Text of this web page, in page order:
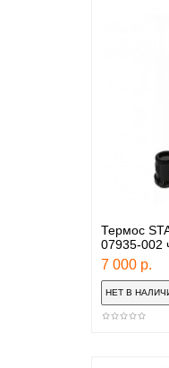
Термос
07935-002
7 000 р.